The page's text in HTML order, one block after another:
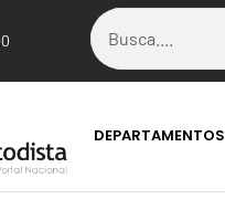
DEPARTAMENTOS